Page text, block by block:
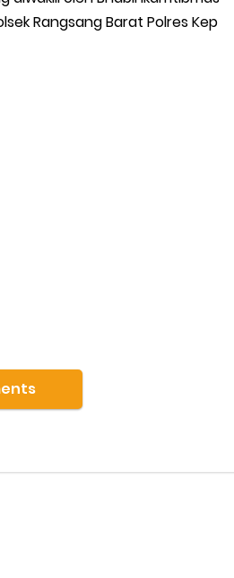
Rangsang Barat Polres Kep